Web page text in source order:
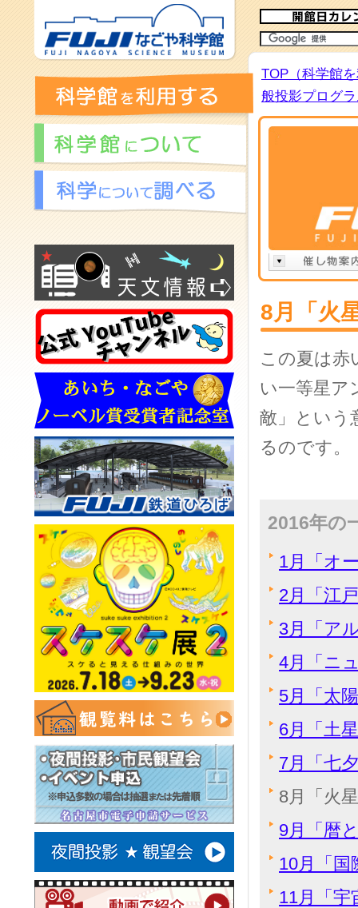
TOP（科学館
般投影プログ
8月「火
この夏は赤
い一等星ア
敵」という
るのです。
2016年の
1月「オ
2月「江
3月「ア
4月「ニ
5月「太
6月「土
7月「七
8月「火
9月「暦
10月「国
11月「宇